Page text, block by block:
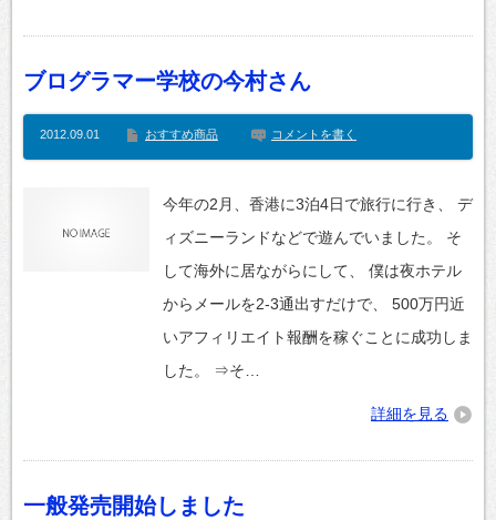
ブログラマー学校の今村さん
2012.09.01 おすすめ商品 コメントを書く
今年の2月、香港に3泊4日で旅行に行き、 デ
ィズニーランドなどで遊んでいました。 そ
して海外に居ながらにして、 僕は夜ホテル
からメールを2-3通出すだけで、 500万円近
いアフィリエイト報酬を稼ぐことに成功しま
した。 ⇒そ…
詳細を見る
一般発売開始しました